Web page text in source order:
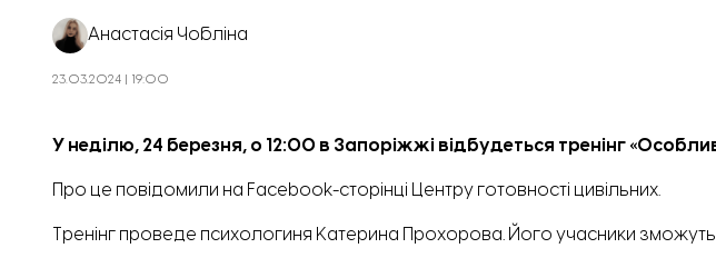
Анастасія Чобліна
23.03.2024 | 19:00
У неділю, 24 березня, о 12:00 в Запоріжжі відбудеться тренінг
Про це повідомили на Facebook-сторінці Центру готовності цивільних.
Тренінг проведе психологиня Катерина Прохорова. Його учасники зможуть